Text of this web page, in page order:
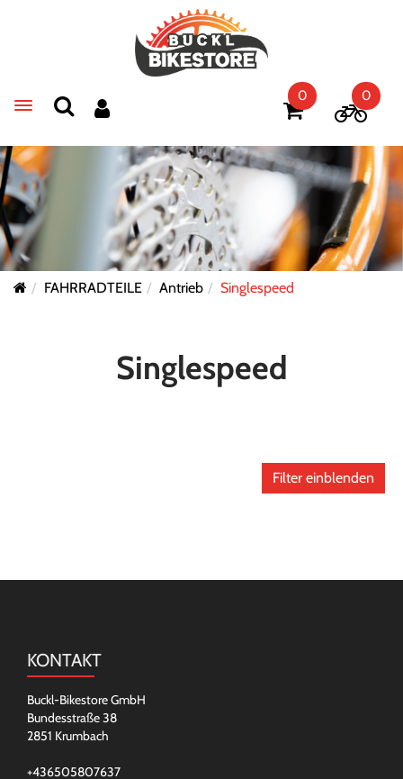
Toggle navigation
0 0
FAHRRADTEILE Antrieb Singlespeed
Singlespeed
Filter einblenden
KONTAKT
Buckl-Bikestore GmbH
Bundesstraße 38
2851 Krumbach
+436505807637